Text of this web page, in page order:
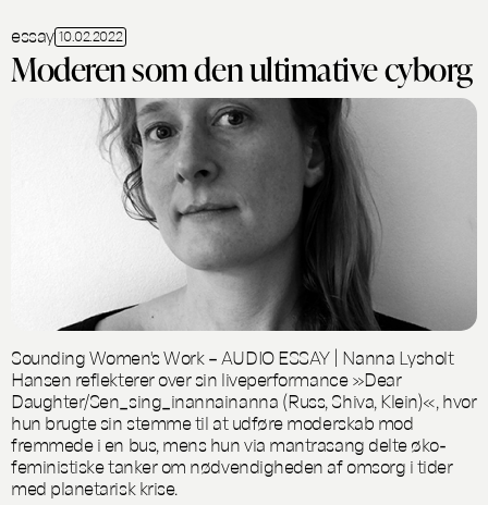
essay 10.02.2022
Moderen som den ultimative cyborg
Sounding Women's Work – AUDIO ESSAY | Nanna Lysholt
Hansen reflekterer over sin liveperformance »Dear
Daughter/Sen_sing_inannainanna (Russ, Shiva, Klein)«, hvor
hun brugte sin stemme til at udføre moderskab mod
fremmede i en bus, mens hun via mantrasang delte øko-
feministiske tanker om nødvendigheden af omsorg i tider
med planetarisk krise.